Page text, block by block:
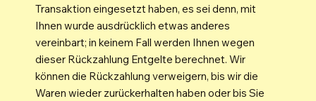
Transaktion eingesetzt haben, es sei denn, mit
Ihnen wurde ausdrücklich etwas anderes
vereinbart; in keinem Fall werden Ihnen wegen
dieser Rückzahlung Entgelte berechnet. Wir
können die Rückzahlung verweigern, bis wir die
Waren wieder zurückerhalten haben oder bis Sie